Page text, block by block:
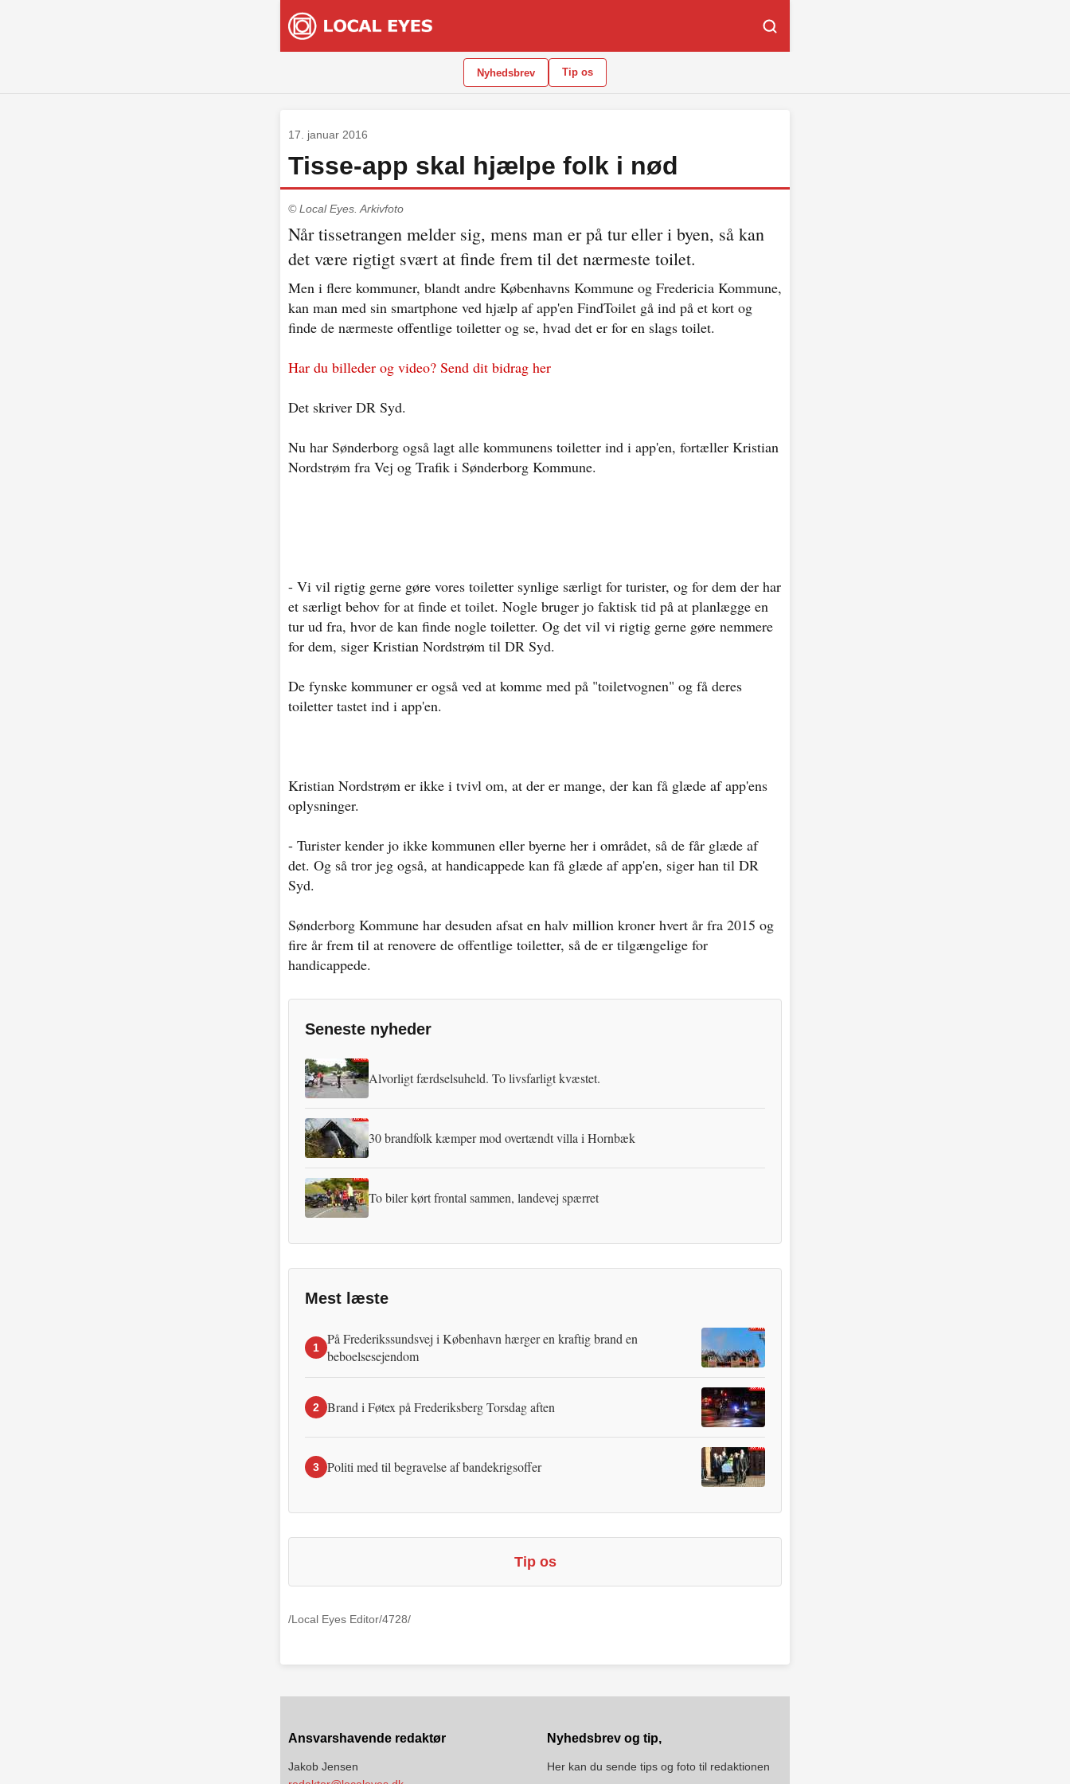
Nyhedsbrev Tip os
17. januar 2016
Tisse-app skal hjælpe folk i nød
© Local Eyes. Arkivfoto
Når tissetrangen melder sig, mens man er på tur eller i byen, så kan
det være rigtigt svært at finde frem til det nærmeste toilet.
Men i flere kommuner, blandt andre Københavns Kommune og Fredericia Kommune,
kan man med sin smartphone ved hjælp af app'en FindToilet gå ind på et kort og
finde de nærmeste offentlige toiletter og se, hvad det er for en slags toilet.
Har du billeder og video? Send dit bidrag her
Det skriver DR Syd.
Nu har Sønderborg også lagt alle kommunens toiletter ind i app'en, fortæller Kristian
Nordstrøm fra Vej og Trafik i Sønderborg Kommune.
- Vi vil rigtig gerne gøre vores toiletter synlige særligt for turister, og for dem der har
et særligt behov for at finde et toilet. Nogle bruger jo faktisk tid på at planlægge en
tur ud fra, hvor de kan finde nogle toiletter. Og det vil vi rigtig gerne gøre nemmere
for dem, siger Kristian Nordstrøm til DR Syd.
De fynske kommuner er også ved at komme med på "toiletvognen" og få deres
toiletter tastet ind i app'en.
Kristian Nordstrøm er ikke i tvivl om, at der er mange, der kan få glæde af app'ens
oplysninger.
- Turister kender jo ikke kommunen eller byerne her i området, så de får glæde af
det. Og så tror jeg også, at handicappede kan få glæde af app'en, siger han til DR
Syd.
Sønderborg Kommune har desuden afsat en halv million kroner hvert år fra 2015 og
fire år frem til at renovere de offentlige toiletter, så de er tilgængelige for
handicappede.
Seneste nyheder
Alvorligt færdselsuheld. To livsfarligt kvæstet.
30 brandfolk kæmper mod overtændt villa i Hornbæk
To biler kørt frontal sammen, landevej spærret
Mest læste
1
På Frederikssundsvej i København hærger en kraftig brand en
beboelsesejendom
2 Brand i Føtex på Frederiksberg Torsdag aften
3 Politi med til begravelse af bandekrigsoffer
Tip os
/Local Eyes Editor/4728/
Ansvarshavende redaktør
Jakob Jensen
Nyhedsbrev og tip,
Her kan du sende tips og foto til redaktionen